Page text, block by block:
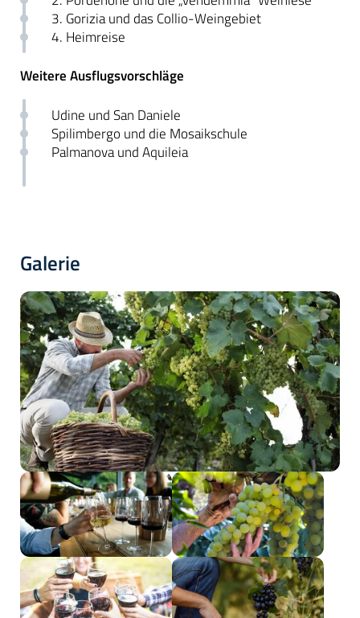
3. Gorizia und das Collio-Weingebiet
4. Heimreise
Weitere Ausflugsvorschläge
Udine und San Daniele
Spilimbergo und die Mosaikschule
Palmanova und Aquileia
Galerie